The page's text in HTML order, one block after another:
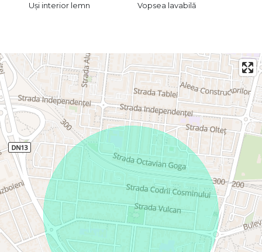
Uși interior lemn Vopsea lavabilă